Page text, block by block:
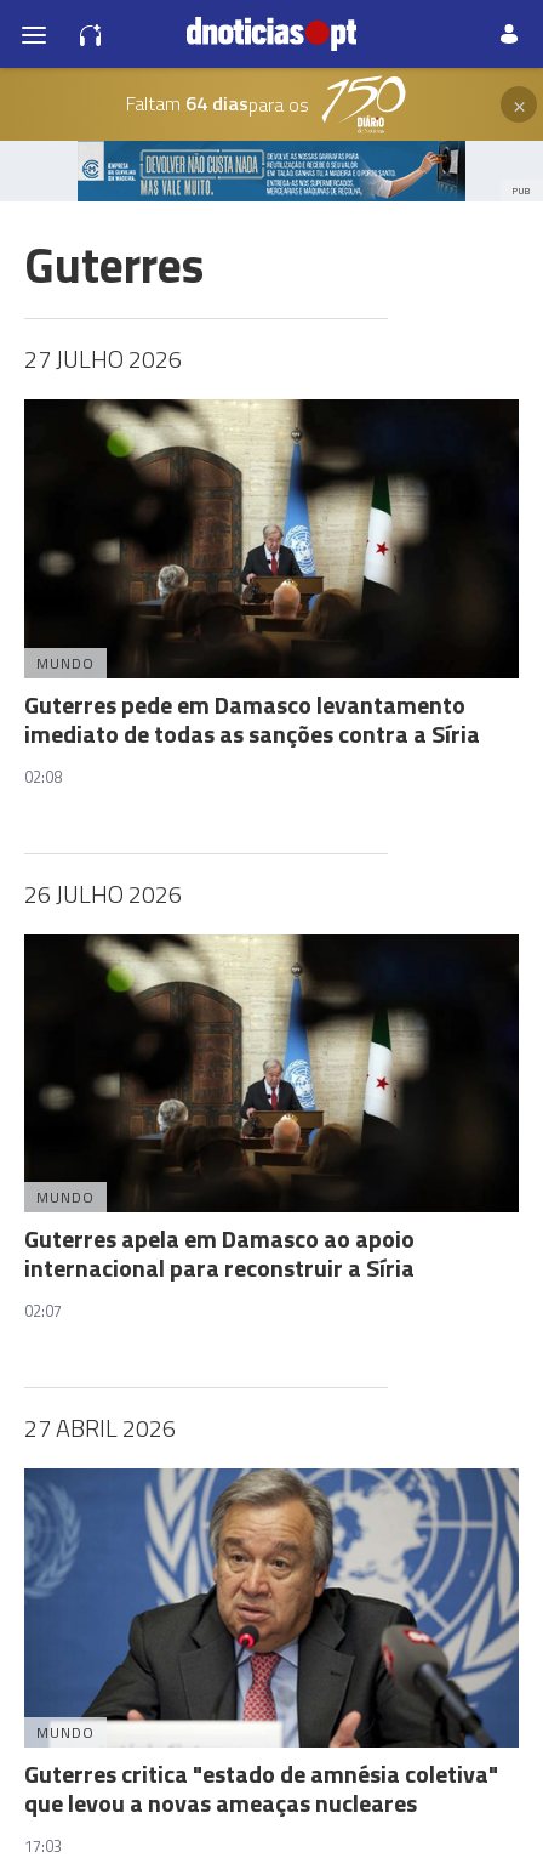
Faltam 64 diaspara os ×
PUB
Guterres
27 JULHO 2026
MUNDO
Guterres pede em Damasco levantamento
imediato de todas as sanções contra a Síria
02:08
26 JULHO 2026
MUNDO
Guterres apela em Damasco ao apoio
internacional para reconstruir a Síria
02:07
27 ABRIL 2026
MUNDO
Guterres critica "estado de amnésia coletiva"
que levou a novas ameaças nucleares
17:03